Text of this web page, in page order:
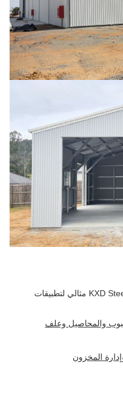
إن منتج بناء الحديد من قبل KXD Steel Structure مثالي لتطبيقات
والمحاصيل وعلف
المخزون